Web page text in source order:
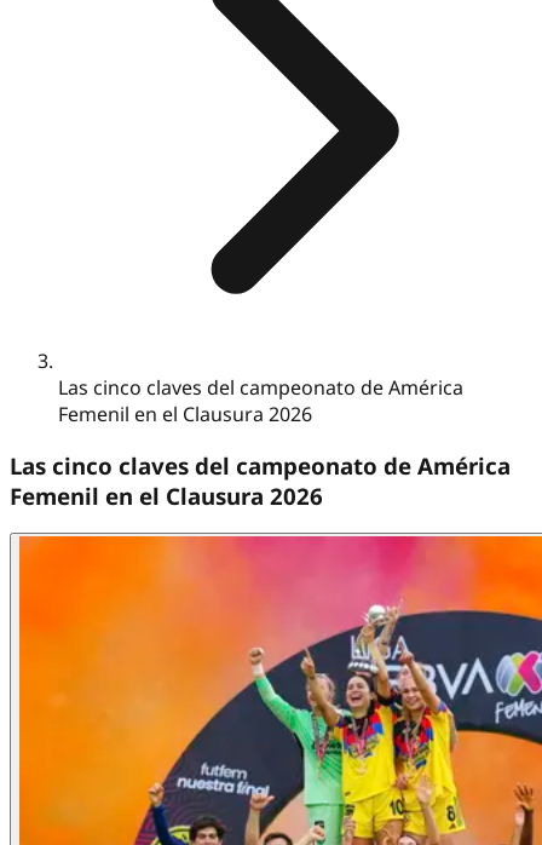
Las cinco claves del campeonato de América
Femenil en el Clausura 2026
Las cinco claves del campeonato de América
Femenil en el Clausura 2026